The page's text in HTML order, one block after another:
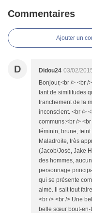
Commentaires
Ajouter un
D Didou24 03/02/
Bonjour,<br /> <br /
tant de similitudes
franchement de la
inconscient. <br />
communs:<br />
féminin, brune,
Maladroite, très
(Jacob/José, Jake
des hommes,
personnage
qui se présente
aimé. Il sait tout
<br /> <br /> Une
belle sœur bout-en-